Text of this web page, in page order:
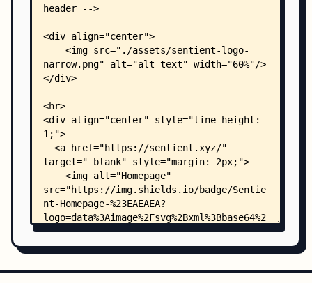
    │       │   ├── extraction_result.py
    │       │   ├── strategy_factory.py
    │       │   └── utils.py
    │       ├── ranking_models/
    │       │   ├── README.md
    │       │   ├── chunker.py
    │       │   ├── infinity_rerank.py
    │       │   └── jina_reranker.py
    │       └── serp_search/
    │           └── serp_search.py
    └── tests/
        └── __init__.py